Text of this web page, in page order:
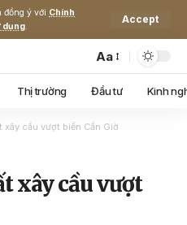
đồng ý với Chính
dụng.
Accept
Aa
Thị trường Đầu tư Kinh
cầu vượt biển Cần Giờ
xây cầu vượt